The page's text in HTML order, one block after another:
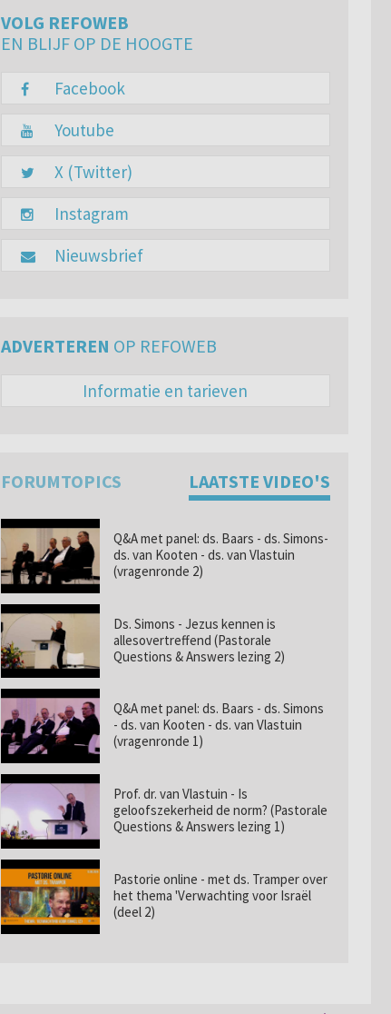
VOLG REFOWEB
EN BLIJF OP DE HOOGTE
Facebook
Youtube
X (Twitter)
Instagram
Nieuwsbrief
ADVERTEREN OP REFOWEB
Informatie en tarieven
FORUMTOPICS LAATSTE VIDEO'S
Q&A met panel: ds. Baars - ds. Simons-
ds. van Kooten - ds. van Vlastuin
(vragenronde 2)
Ds. Simons - Jezus kennen is
allesovertreffend (Pastorale
Questions & Answers lezing 2)
Q&A met panel: ds. Baars - ds. Simons
- ds. van Kooten - ds. van Vlastuin
(vragenronde 1)
Prof. dr. van Vlastuin - Is
geloofszekerheid de norm? (Pastorale
Questions & Answers lezing 1)
Pastorie online - met ds. Tramper over
het thema 'Verwachting voor Israël
(deel 2)